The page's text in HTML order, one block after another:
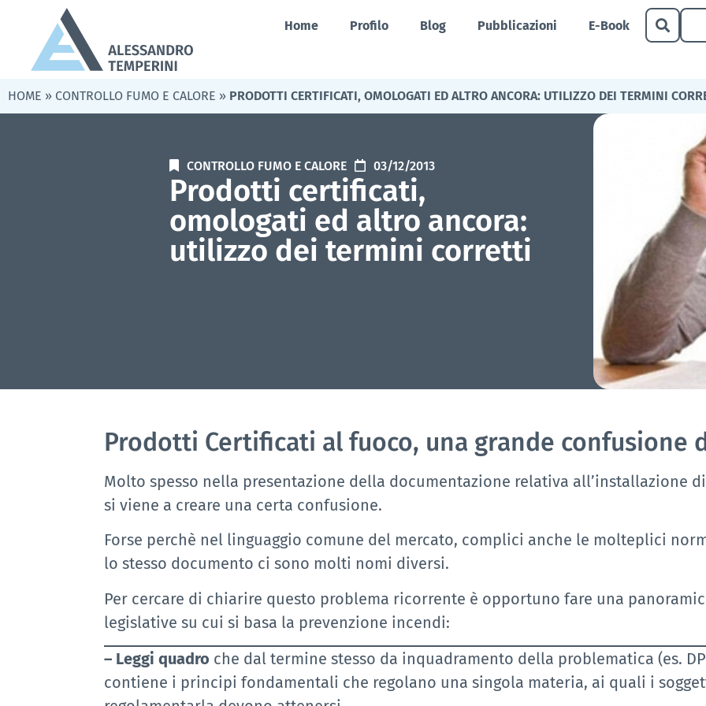
Home Profilo Blog Pubblicazioni E-Book
HOME » CONTROLLO FUMO E CALORE » PRODOTTI CERTIFICATI, OMOLOGATI ED ALTRO ANCORA: UTILIZZO DEI TERMINI
CONTROLLO FUMO E CALORE 03/12/2013
Prodotti certificati,
omologati ed altro ancora:
utilizzo dei termini corretti
Prodotti Certificati al fuoco, una grande confusione
Molto spesso nella presentazione della documentazione relativa all’installazione
si viene a creare una certa confusione.
Forse perchè nel linguaggio comune del mercato, complici anche le molteplici
lo stesso documento ci sono molti nomi diversi.
Per cercare di chiarire questo problema ricorrente è opportuno fare una
legislative su cui si basa la prevenzione incendi:
– Leggi quadro che dal termine stesso da inquadramento della problematica (es.
contiene i principi fondamentali che regolano una singola materia, ai quali i